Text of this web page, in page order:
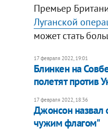
Премьер
Луганской
может стать
17 февраля 2022, 19:01
Блинкен на
полетят против
17 февраля 2022, 18:36
Джонсон назвал
чужим флагом"